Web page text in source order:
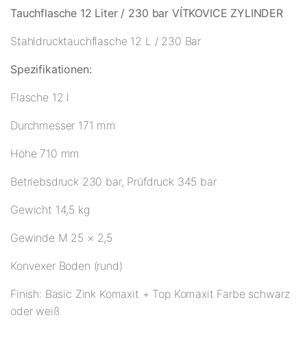
Tauchflasche 12 Liter / 230 bar VÍTKOVICE ZYLINDER
Stahldrucktauchflasche 12 L / 230 Bar
Spezifikationen:
Flasche 12 l
Durchmesser 171 mm
Höhe 710 mm
Betriebsdruck 230 bar, Prüfdruck 345 bar
Gewicht 14,5 kg
Gewinde M 25 × 2,5
Konvexer Boden (rund)
Finish: Basic Zink Komaxit + Top Komaxit Farbe schwarz
oder weiß